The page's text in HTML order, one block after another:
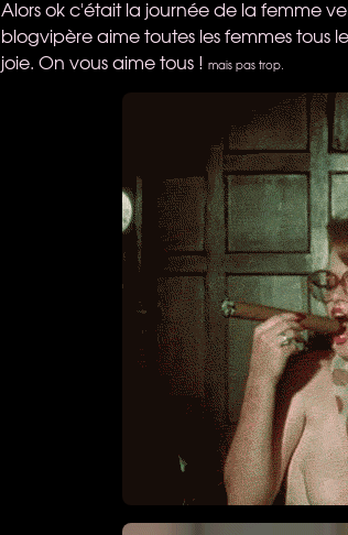
Alors ok c'était la journée de la femme
blogvipère aime toutes les femmes tous
joie. On vous aime tous ! mais pas trop.